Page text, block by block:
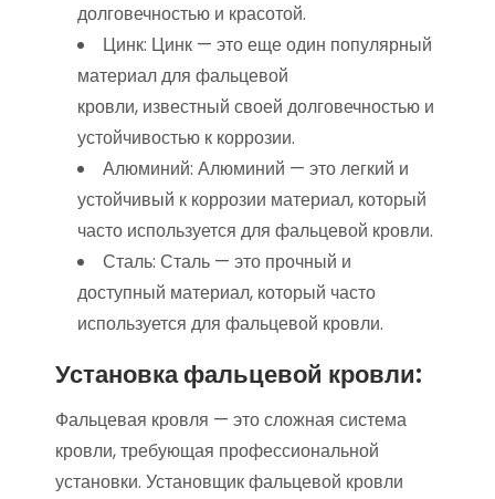
долговечностью и красотой.
Цинк: Цинк — это еще один популярный
материал для фальцевой
кровли, известный своей долговечностью и
устойчивостью к коррозии.
Алюминий: Алюминий — это легкий и
устойчивый к коррозии материал, который
часто используется для фальцевой кровли.
Сталь: Сталь — это прочный и
доступный материал, который часто
используется для фальцевой кровли.
Установка фальцевой кровли:
Фальцевая кровля — это сложная система
кровли, требующая профессиональной
установки. Установщик фальцевой кровли